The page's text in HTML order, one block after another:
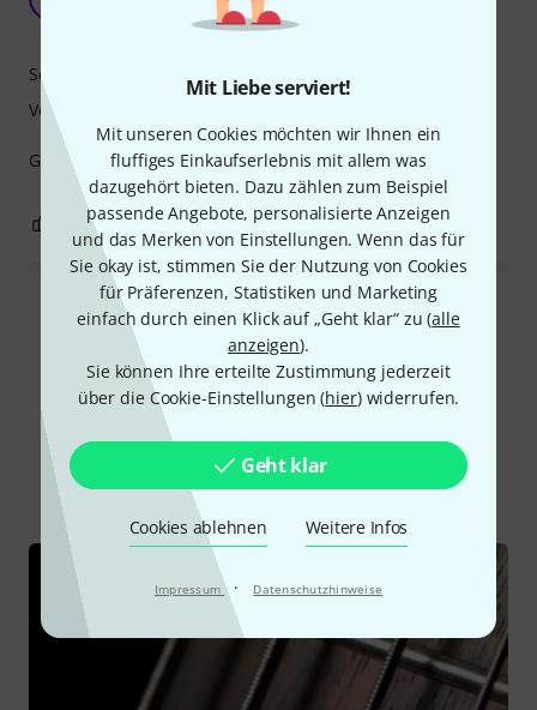
Mit Liebe serviert!
Mit unseren Cookies möchten wir Ihnen ein
fluffiges Einkaufserlebnis mit allem was
dazugehört bieten. Dazu zählen zum Beispiel
passende Angebote, personalisierte Anzeigen
und das Merken von Einstellungen. Wenn das für
Sie okay ist, stimmen Sie der Nutzung von Cookies
für Präferenzen, Statistiken und Marketing
einfach durch einen Klick auf „Geht klar“ zu (alle
anzeigen).
Sie können Ihre erteilte Zustimmung jederzeit
über die Cookie-Einstellungen (hier) widerrufen.
Geht klar
Cookies ablehnen Weitere Infos
Impressum · Datenschutzhinweise
gkch 01.02.2023
Gibson J-165 EC, Gibson EC-30, Gerd Nikolaiski "the Lady"
Sound
Verarbeitung
1 BEWERTUNG MELDEN
Alle Bewertungen lesen
Schon gewusst?
Alle Ratgeber